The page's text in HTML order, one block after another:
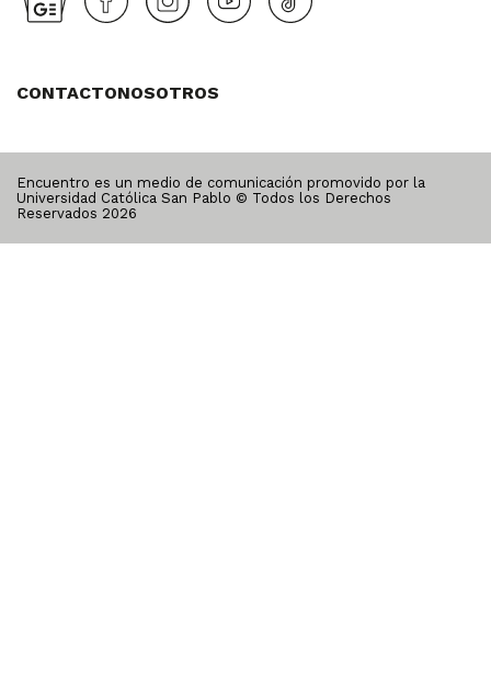
CONTACTONOSOTROS
Encuentro es un medio de comunicación promovido por la
Universidad Católica San Pablo © Todos los Derechos
Reservados 2026